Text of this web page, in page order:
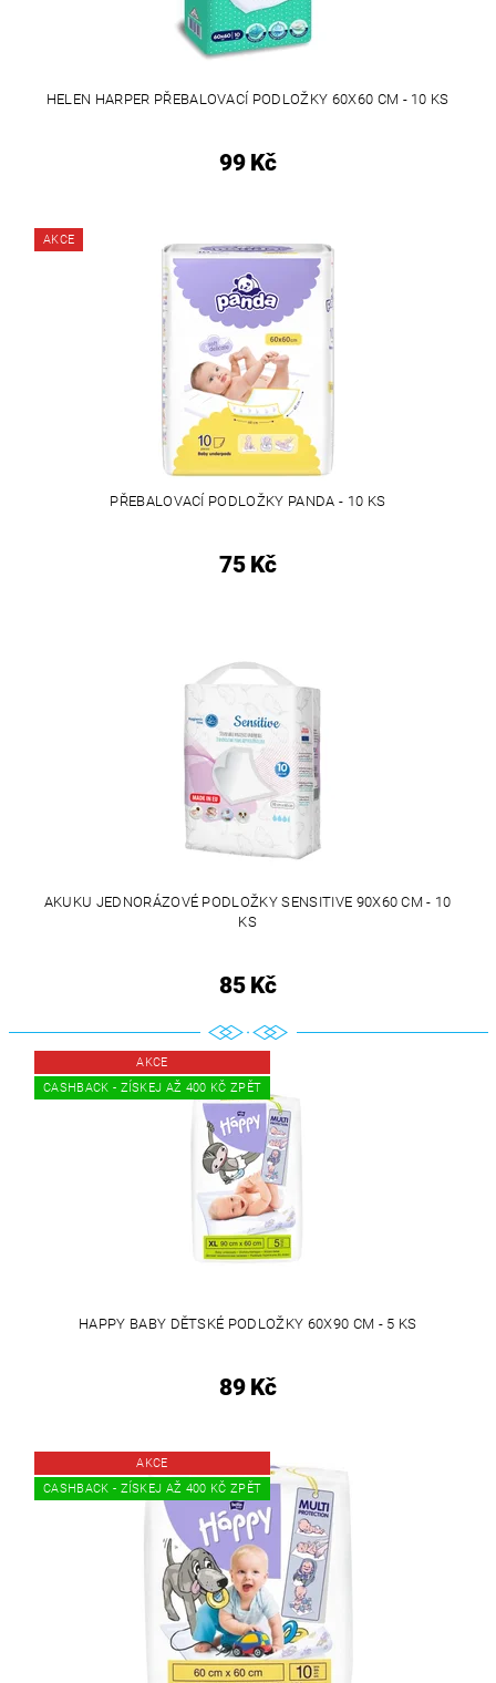
HELEN HARPER PŘEBALOVACÍ PODLOŽKY 60X60 CM - 10 KS
99 Kč
AKCE
PŘEBALOVACÍ PODLOŽKY PANDA - 10 KS
75 Kč
AKUKU JEDNORÁZOVÉ PODLOŽKY SENSITIVE 90X60 CM - 10
KS
85 Kč
AKCE
CASHBACK - ZÍSKEJ AŽ 400 KČ ZPĚT
HAPPY BABY DĚTSKÉ PODLOŽKY 60X90 CM - 5 KS
89 Kč
AKCE
CASHBACK - ZÍSKEJ AŽ 400 KČ ZPĚT